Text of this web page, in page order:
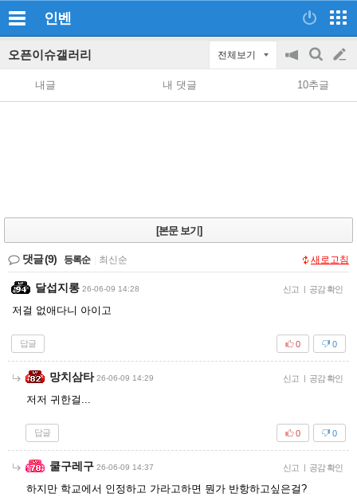
인벤
오픈이슈갤러리 전체보기
공
지
on/off
검
색
글
쓰
내글 내 댓글 10추글
[본문 보기]
댓글(9) 등록순 최신순 새로고침
달섭지롱 26-06-09 14:28 신고 | 공감 확인
저걸 없애다니 아이고
답글 0
0
망치삼타 26-06-09 14:29 신고 | 공감 확인
저저 귀한걸...
답글 0
0
쿨구레구 26-06-09 14:37 신고 | 공감 확인
하지만 학교에서 인정하고 가라고하면 뭔가 반항하고싶은걸?